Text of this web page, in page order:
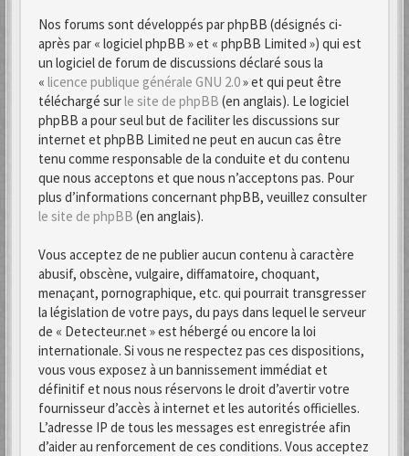
Nos forums sont développés par phpBB (désignés ci-
après par « logiciel phpBB » et « phpBB Limited ») qui est
un logiciel de forum de discussions déclaré sous la
« licence publique générale GNU 2.0» et qui peut être
téléchargé surle site de phpBB (en anglais). Le logiciel
phpBB a pour seul but de faciliter les discussions sur
internet et phpBB Limited ne peut en aucun cas être
tenu comme responsable de la conduite et du contenu
que nous acceptons et que nous n’acceptons pas. Pour
plus d’informations concernant phpBB, veuillez consulter
le site de phpBB (en anglais).
Vous acceptez de ne publier aucun contenu à caractère
abusif, obscène, vulgaire, diffamatoire, choquant,
menaçant, pornographique, etc. qui pourrait transgresser
la législation de votre pays, du pays dans lequel le serveur
de « Detecteur.net » est hébergé ou encore la loi
internationale. Si vous ne respectez pas ces dispositions,
vous vous exposez à un bannissement immédiat et
définitif et nous nous réservons le droit d’avertir votre
fournisseur d’accès à internet et les autorités officielles.
L’adresse IP de tous les messages est enregistrée afin
d’aider au renforcement de ces conditions. Vous acceptez